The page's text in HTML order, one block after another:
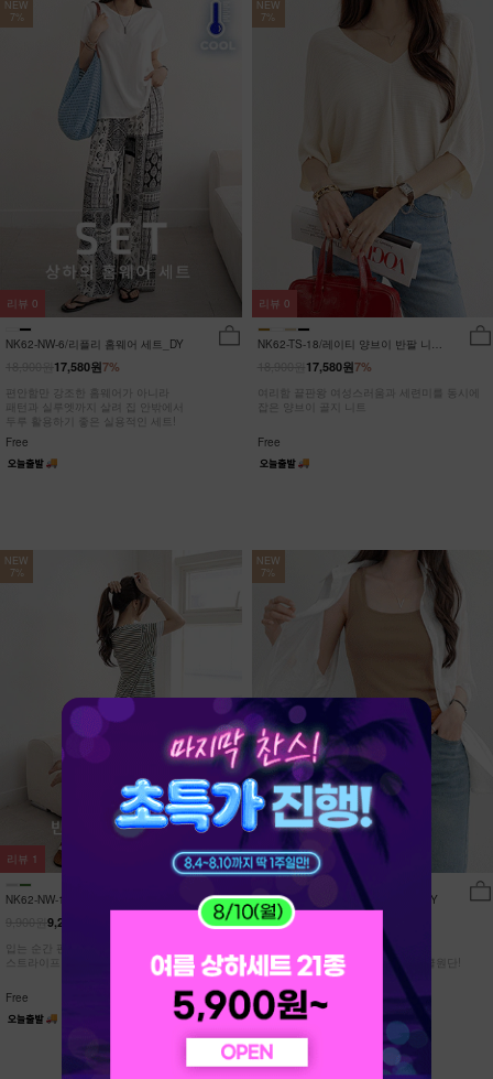
NEW
7%
NK62-NW-6/리플리 홈웨어 세트_DY
7%
17,580원
편안함만 강조한 홈웨어가 아니라
패턴과 실루엣까지 살려 집 안밖에서
두루 활용하기 좋은 실용적인 세트!
Free
리뷰 0
NEW
7%
NK62-TS-18/레이티 양브이 반팔 니트
7%
17,580원
여리함 끝판왕 여성스러움과 세련미를 동시에
잡은 양브이 골지 니트
Free
리뷰 0
NEW
7%
NK62-NW-11/유포니 반팔+반바지 홈웨
9,210원
입는 순간 편안함이 달라지는 캡내장
스트라이프 홈웨어 SET
Free
리뷰 1
NEW
7%
NK62-TS-32/일루민 뒤트임 셔츠_DY
21,900원
[ 답답한ZERO! 시스루 원단! ]
[55-99] 은은하게 반짝이는 고급링클원단!
자연스럽게 흐르는 핏!
Free
리뷰17